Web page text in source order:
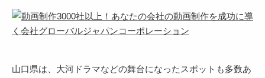
山口県は、大河ドラマなどの舞台になったスポットも多数あ